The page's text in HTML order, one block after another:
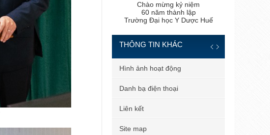
Chào mừng kỷ niệm
60 năm thành lập
Trường Đại học Y Dược Huế
THÔNG TIN KHÁC
Chân dung tân tiến sĩ
Hệ thống văn bản
Hỗ trợ người dùng
Đăng nhập mail công vụ